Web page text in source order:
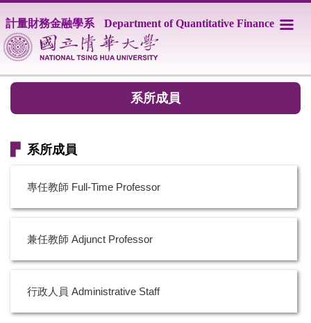
到
主
要
容
計量財務金融學系 Department of Quantitative Finance
系所成員
▛ 系所成員
專任教師 Full-Time Professor
兼任教師 Adjunct Professor
行政人員 Administrative Staff